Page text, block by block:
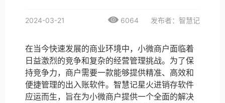
2024-03-21 6064 发布者：智慧记
在当今快速发展的商业环境中，小微商户面临着
日益激烈的竞争和复杂的经营管理挑战。为了保
持竞争力，商户需要一款能够提供精准、高效和
便捷管理的出入账软件。智慧记星火进销存软件
应运而生，旨在为小微商户提供一个全面的解决